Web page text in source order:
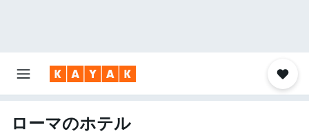
ローマのホテル